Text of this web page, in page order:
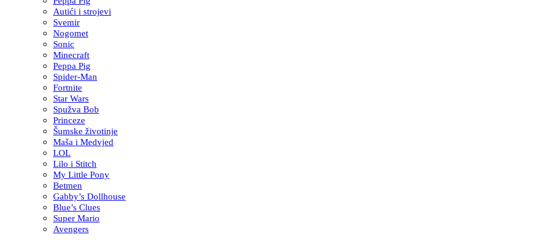
Autići i strojevi
Svemir
Nogomet
Sonic
Minecraft
Peppa Pig
Spider-Man
Fortnite
Star Wars
Spužva Bob
Princeze
Šumske životinje
Maša i Medvjed
LOL
Lilo i Stitch
My Little Pony
Betmen
Gabby’s Dollhouse
Blue’s Clues
Super Mario
Avengers